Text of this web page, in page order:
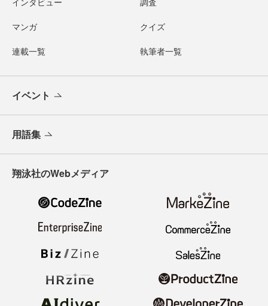
マンガ クイズ
連載一覧 執筆者一覧
イベント
用語集
翔泳社のWebメディア